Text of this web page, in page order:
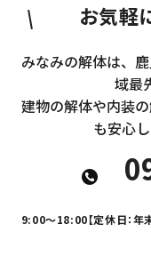
お気軽
みなみの解体は、
域最
建物の解体や内装
も安心
9:00～18:00【定休日：